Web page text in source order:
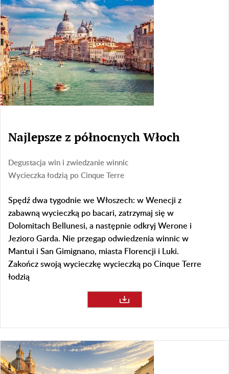
Najlepsze z północnych Włoch
Degustacja win i zwiedzanie winnic
Wycieczka łodzią po Cinque Terre
Spędź dwa tygodnie we Włoszech: w Wenecji z
zabawną wycieczką po bacari, zatrzymaj się w
Dolomitach Bellunesi, a następnie odkryj Werone i
Jezioro Garda. Nie przegap odwiedzenia winnic w
Mantui i San Gimignano, miasta Florencji i Luki.
Zakończ swoją wycieczkę wycieczką po Cinque Terre
łodzią